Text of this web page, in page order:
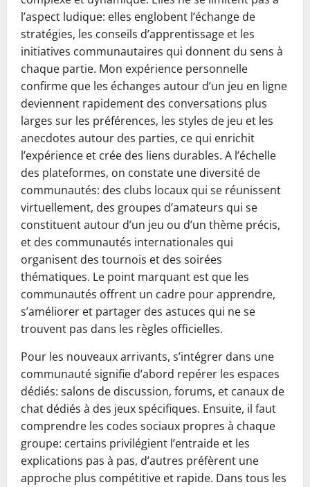
l’aspect ludique: elles englobent l’échange de
stratégies, les conseils d’apprentissage et les
initiatives communautaires qui donnent du sens à
chaque partie. Mon expérience personnelle
confirme que les échanges autour d’un jeu en ligne
deviennent rapidement des conversations plus
larges sur les préférences, les styles de jeu et les
anecdotes autour des parties, ce qui enrichit
l’expérience et crée des liens durables. A l’échelle
des plateformes, on constate une diversité de
communautés: des clubs locaux qui se réunissent
virtuellement, des groupes d’amateurs qui se
constituent autour d’un jeu ou d’un thème précis,
et des communautés internationales qui
organisent des tournois et des soirées
thématiques. Le point marquant est que les
communautés offrent un cadre pour apprendre,
s’améliorer et partager des astuces qui ne se
trouvent pas dans les règles officielles.
Pour les nouveaux arrivants, s’intégrer dans une
communauté signifie d’abord repérer les espaces
dédiés: salons de discussion, forums, et canaux de
chat dédiés à des jeux spécifiques. Ensuite, il faut
comprendre les codes sociaux propres à chaque
groupe: certains privilégient l’entraide et les
explications pas à pas, d’autres préfèrent une
approche plus compétitive et rapide. Dans tous les